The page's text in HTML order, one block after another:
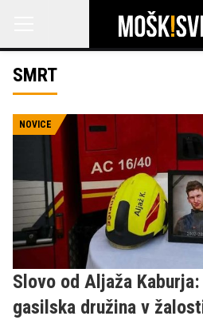
SMRT
NOVICE
Slovo od Aljaža
gasilska družina v